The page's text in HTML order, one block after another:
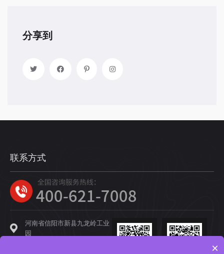
分享到
联系方式
河南省信阳市新县九龙岭工业
园
×